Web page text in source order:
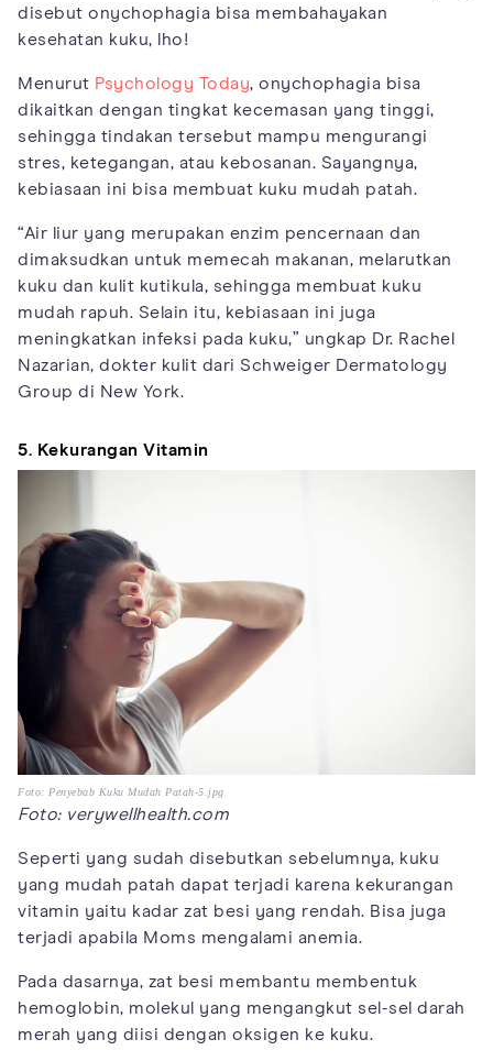
disebut onychophagia bisa membahayakan
kesehatan kuku, lho!
Menurut Psychology Today, onychophagia bisa
dikaitkan dengan tingkat kecemasan yang tinggi,
sehingga tindakan tersebut mampu mengurangi
stres, ketegangan, atau kebosanan. Sayangnya,
kebiasaan ini bisa membuat kuku mudah patah.
“Air liur yang merupakan enzim pencernaan dan
dimaksudkan untuk memecah makanan, melarutkan
kuku dan kulit kutikula, sehingga membuat kuku
mudah rapuh. Selain itu, kebiasaan ini juga
meningkatkan infeksi pada kuku,” ungkap Dr. Rachel
Nazarian, dokter kulit dari Schweiger Dermatology
Group di New York.
5. Kekurangan Vitamin
Foto: Penyebab Kuku Mudah Patah-5.jpg
Foto: verywellhealth.com
Seperti yang sudah disebutkan sebelumnya, kuku
yang mudah patah dapat terjadi karena kekurangan
vitamin yaitu kadar zat besi yang rendah. Bisa juga
terjadi apabila Moms mengalami anemia.
Pada dasarnya, zat besi membantu membentuk
hemoglobin, molekul yang mengangkut sel-sel darah
merah yang diisi dengan oksigen ke kuku.